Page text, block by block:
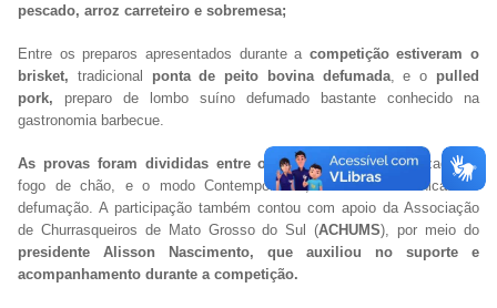
pescado, arroz carreteiro e sobremesa;
Entre os preparos apresentados durante a competição estiveram o
brisket, tradicional ponta de peito bovina defumada, e o pulled
pork, preparo de lombo suíno defumado bastante conhecido na
gastronomia barbecue.
As provas foram divididas entre o modo Ancestral, realizado no
fogo de chão, e o modo Contemporâneo, voltado às técnicas de
defumação. A participação também contou com apoio da Associação
de Churrasqueiros de Mato Grosso do Sul (ACHUMS), por meio do
presidente Alisson Nascimento, que auxiliou no suporte e
acompanhamento durante a competição.